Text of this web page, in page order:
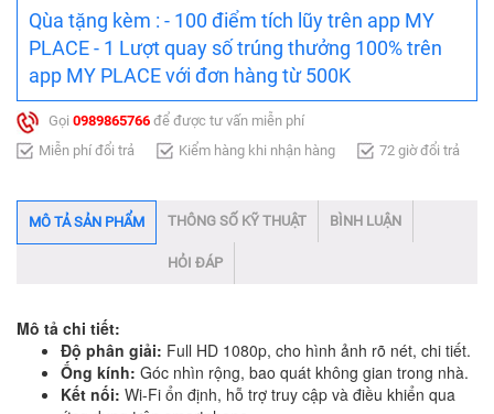
Qùa tặng kèm : - 100 điểm tích lũy trên app MY
PLACE - 1 Lượt quay số trúng thưởng 100% trên
app MY PLACE với đơn hàng từ 500K
Gọi 0989865766 để được tư vấn miễn phí
Miễn phí đổi trả
Kiểm hàng khi nhận hàng 72 giờ đổi trả
MÔ TẢ SẢN PHẨM THÔNG SỐ KỸ THUẬT BÌNH LUẬN
HỎI ĐÁP
Mô tả chi tiết:
Độ phân giải: Full HD 1080p, cho hình ảnh rõ nét, chi tiết.
Ống kính: Góc nhìn rộng, bao quát không gian trong nhà.
Kết nối: Wi-Fi ổn định, hỗ trợ truy cập và điều khiển qua